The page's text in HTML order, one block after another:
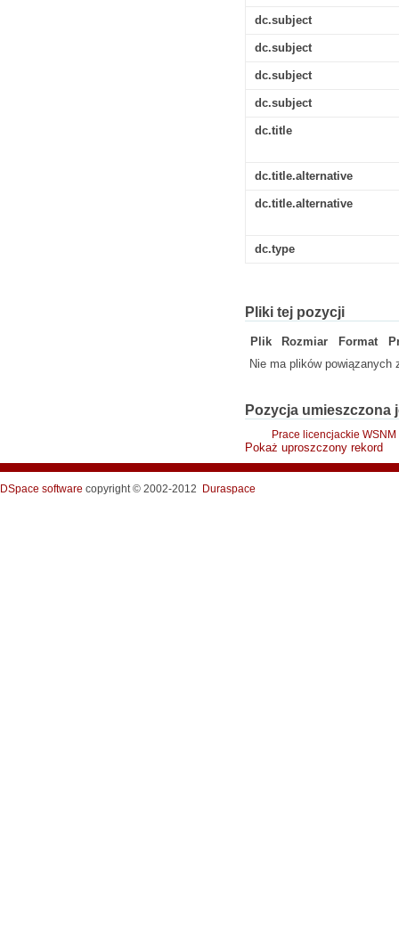
dc.subject
dc.subject
dc.subject
dc.subject
dc.title
dc.title.alternative
dc.title.alternative
dc.type
Pliki tej pozycji
Plik Rozmiar Format
Nie ma plików powiązanych
Pozycja
Prace licencjackie
Pokaż uproszczony rekord
DSpace software copyright © 2002-2012 Duraspace